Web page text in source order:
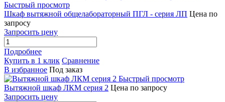
Быстрый просмотр
Шкаф вытяжной общелабораторный ПГЛ - серия ЛП Цена по
запросу
Запросить цену
Подробнее
Купить в 1 клик Сравнение
В избранное Под заказ
Быстрый просмотр
Вытяжной шкаф ЛКМ серия 2 Цена по запросу
Запросить цену